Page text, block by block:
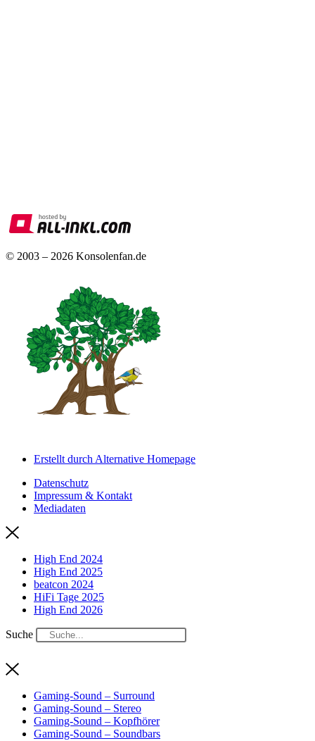
© 2003 – 2026 Konsolenfan.de
Erstellt durch Alternative Homepage
Datenschutz
Impressum & Kontakt
Mediadaten
High End 2024
High End 2025
beatcon 2024
HiFi Tage 2025
High End 2026
Suche
Gaming-Sound – Surround
Gaming-Sound – Stereo
Gaming-Sound – Kopfhörer
Gaming-Sound – Soundbars